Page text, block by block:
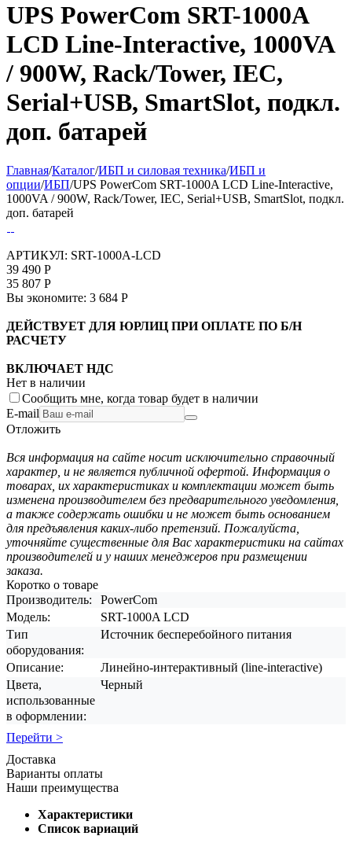
UPS PowerCom SRT-1000A
LCD Line-Interactive, 1000VA
/ 900W, Rack/Tower, IEC,
Serial+USB, SmartSlot, подкл.
доп. батарей
Главная/Каталог/ИБП и силовая техника/ИБП и
опции/ИБП/UPS PowerCom SRT-1000A LCD Line-Interactive,
1000VA / 900W, Rack/Tower, IEC, Serial+USB, SmartSlot, подкл.
доп. батарей
АРТИКУЛ: SRT-1000A-LCD
39 490 Р
35 807 Р
Вы экономите: 3 684 Р
ДЕЙСТВУЕТ ДЛЯ ЮРЛИЦ ПРИ ОПЛАТЕ ПО Б/Н
РАСЧЕТУ
ВКЛЮЧАЕТ НДС
Нет в наличии
Сообщить мне, когда товар будет в наличии
E-mail
Отложить
Вся информация на сайте носит исключительно справочный
характер, и не является публичной офертой. Информация о
товарах, их характеристиках и комплектации может быть
изменена производителем без предварительного уведомления,
а также содержать ошибки и не может быть основанием
для предъявления каких-либо претензий. Пожалуйста,
уточняйте существенные для Вас характеристики на сайтах
производителей и у наших менеджеров при размещении
заказа.
Коротко о товаре
Производитель:
PowerCom
Модель:
SRT-1000A LCD
Тип
оборудования:
Источник бесперебойного питания
Описание:
Линейно-интерактивный (line-interactive)
Цвета,
использованные
в оформлении:
Черный
Перейти >
Доставка
Варианты оплаты
Наши преимущества
Характеристики
Список вариаций